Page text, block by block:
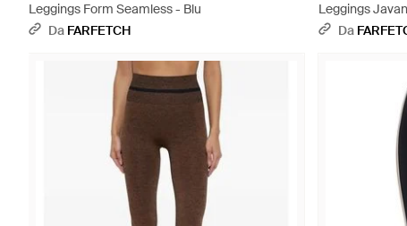
Leggings Form Seamless - Blu
Da FARFETCH
Leggings
Da